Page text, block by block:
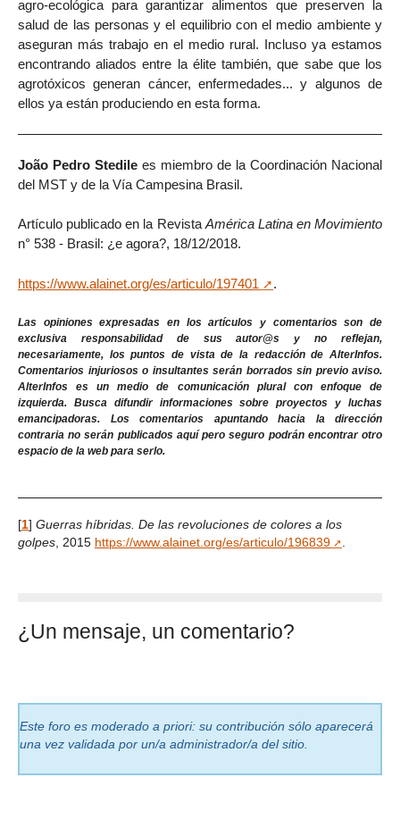
agro-ecológica para garantizar alimentos que preserven la
salud de las personas y el equilibrio con el medio ambiente y
aseguran más trabajo en el medio rural. Incluso ya estamos
encontrando aliados entre la élite también, que sabe que los
agrotóxicos generan cáncer, enfermedades... y algunos de
ellos ya están produciendo en esta forma.
João Pedro Stedile es miembro de la Coordinación Nacional
del MST y de la Vía Campesina Brasil.
Artículo publicado en la RevistaAmérica Latina en Movimiento
n° 538 - Brasil: ¿e agora?, 18/12/2018.
https://www.alainet.org/es/articulo/197401 .
Las opiniones expresadas en los artículos y comentarios son de
exclusiva responsabilidad de sus autor@s y no reflejan,
necesariamente, los puntos de vista de la redacción de AlterInfos.
Comentarios injuriosos o insultantes serán borrados sin previo aviso.
AlterInfos es un medio de comunicación plural con enfoque de
izquierda. Busca difundir informaciones sobre proyectos y luchas
emancipadoras. Los comentarios apuntando hacia la dirección
contraria no serán publicados aquí pero seguro podrán encontrar otro
espacio de la web para serlo.
[1] Guerras híbridas. De las revoluciones de colores a los
golpes, 2015 https://www.alainet.org/es/articulo/196839 .
¿Un mensaje, un comentario?
Este foro es moderado a priori: su contribución sólo aparecerá
una vez validada por un/a administrador/a del sitio.